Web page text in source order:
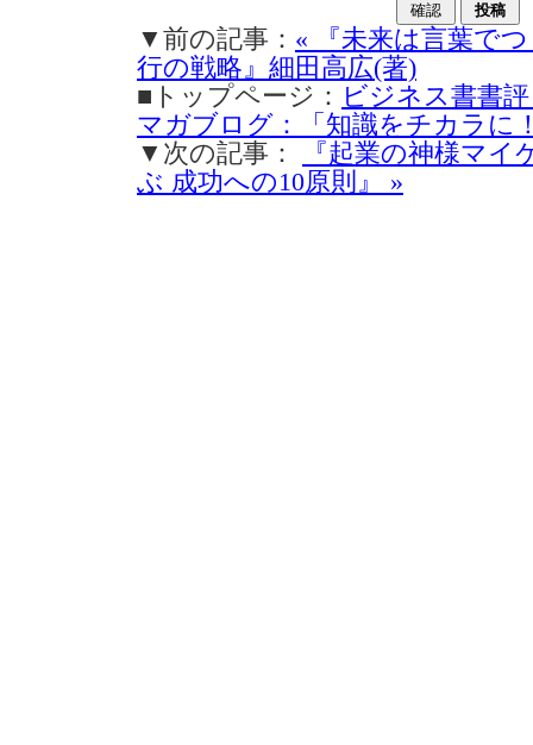
▼前の記事： « 『未来は言葉で
行の戦略』細田高広(著)
■トップページ： ビジネス書書
マガブログ：「知識をチカラに
▼次の記事：
『起業の神様マイ
ぶ 成功への10原則』 »